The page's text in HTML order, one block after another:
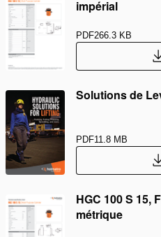
impérial
PDF266.3 KB
Solutions de
PDF11.8 MB
HGC 100 S 15,
métrique